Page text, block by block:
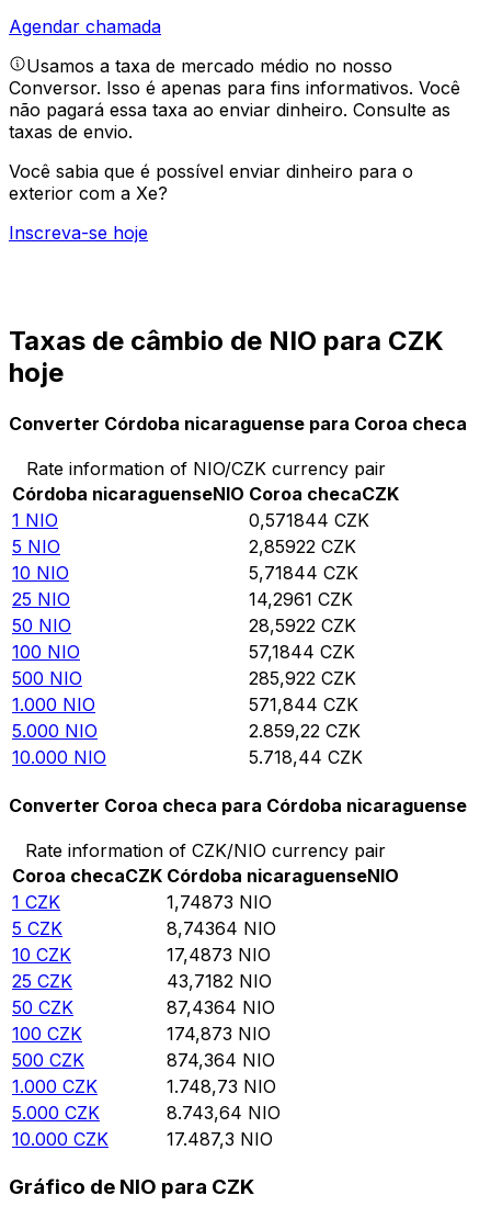
Agendar chamada
Usamos a taxa de mercado médio no nosso
Conversor. Isso é apenas para fins informativos. Você
não pagará essa taxa ao enviar dinheiro. Consulte as
taxas de envio.
Você sabia que é possível enviar dinheiro para o
exterior com a Xe?
Inscreva-se hoje
Taxas de câmbio de NIO para CZK
hoje
Converter Córdoba nicaraguense para Coroa checa
Rate information of NIO/CZK currency pair
Córdoba nicaraguenseNIO Coroa checaCZK
1 NIO 0,571844 CZK
5 NIO 2,85922 CZK
10 NIO 5,71844 CZK
25 NIO 14,2961 CZK
50 NIO 28,5922 CZK
100 NIO 57,1844 CZK
500 NIO 285,922 CZK
1.000 NIO 571,844 CZK
5.000 NIO 2.859,22 CZK
10.000 NIO 5.718,44 CZK
Converter Coroa checa para Córdoba nicaraguense
Rate information of CZK/NIO currency pair
Coroa checaCZK Córdoba nicaraguenseNIO
1 CZK 1,74873 NIO
5 CZK 8,74364 NIO
10 CZK 17,4873 NIO
25 CZK 43,7182 NIO
50 CZK 87,4364 NIO
100 CZK 174,873 NIO
500 CZK 874,364 NIO
1.000 CZK 1.748,73 NIO
5.000 CZK 8.743,64 NIO
10.000 CZK 17.487,3 NIO
Gráfico de NIO para CZK